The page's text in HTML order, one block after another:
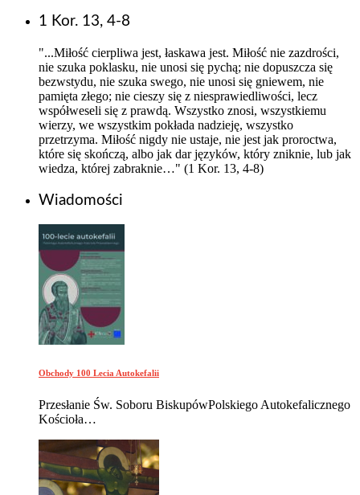
1 Kor. 13, 4-8
"...Miłość cierpliwa jest, łaskawa jest. Miłość nie zazdrości,
nie szuka poklasku, nie unosi się pychą; nie dopuszcza się
bezwstydu, nie szuka swego, nie unosi się gniewem, nie
pamięta złego; nie cieszy się z niesprawiedliwości, lecz
współweseli się z prawdą. Wszystko znosi, wszystkiemu
wierzy, we wszystkim pokłada nadzieję, wszystko
przetrzyma. Miłość nigdy nie ustaje, nie jest jak proroctwa,
które się skończą, albo jak dar języków, który zniknie, lub jak
wiedza, której zabraknie…" (1 Kor. 13, 4-8)
Wiadomości
Obchody 100 Lecia Autokefalii
Przesłanie Św. Soboru BiskupówPolskiego Autokefalicznego
Kościoła…